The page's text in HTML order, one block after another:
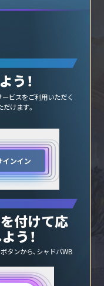
う！
ビスをご利用いただく
けます。
ID (サイゲームスID)
インイン
付けて応
う！
タンから、シャドバWB